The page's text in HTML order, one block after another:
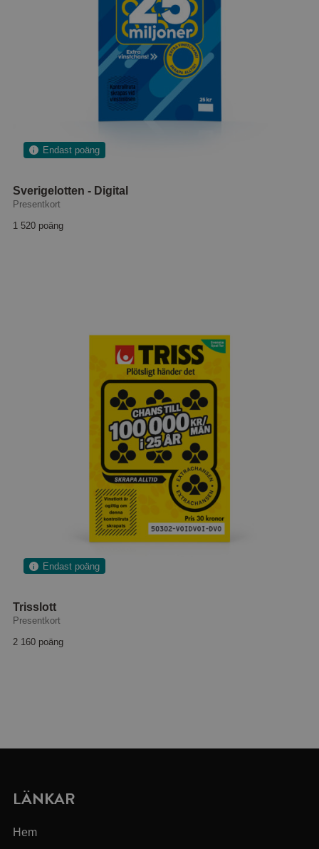
Endast poäng
Sverigelotten - Digital
Presentkort
1 520 poäng
Endast poäng
Trisslott
Presentkort
2 160 poäng
LÄNKAR
Hem